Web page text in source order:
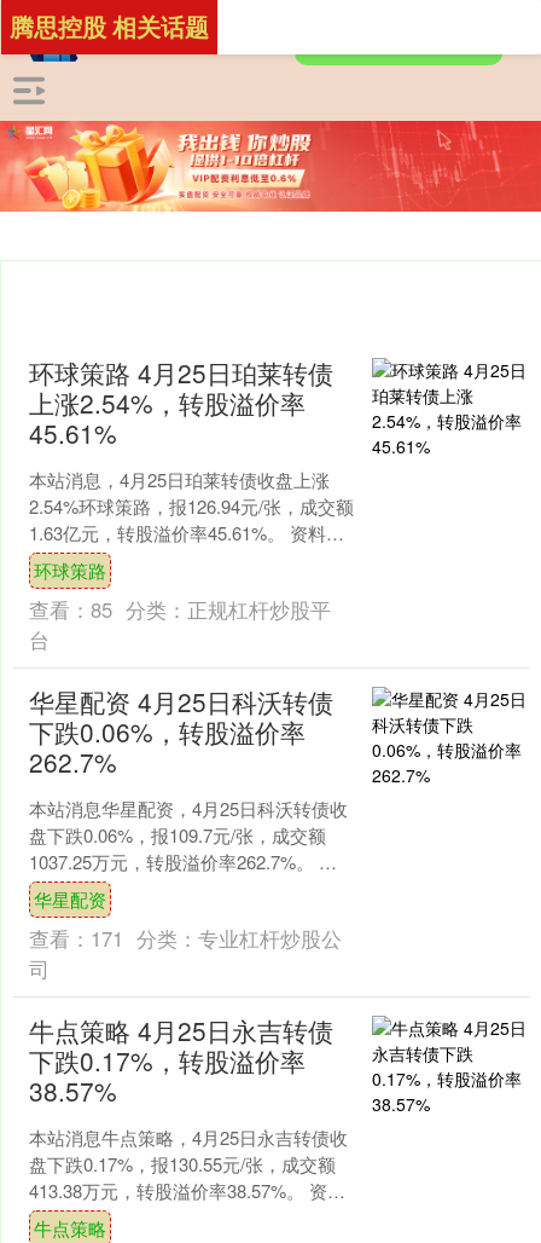
腾思控股 相关话题
环球策路 4月25日珀莱转债
上涨2.54%，转股溢价率
45.61%
本站消息，4月25日珀莱转债收盘上涨
2.54%环球策路，报126.94元/张，成交额
1.63亿元，转股溢价率45.61%。 资料显
示，珀莱转债信用级别为“AA”....
环球策路
查看： 85 分类： 正规杠杆炒股平
台
华星配资 4月25日科沃转债
下跌0.06%，转股溢价率
262.7%
本站消息华星配资，4月25日科沃转债收
盘下跌0.06%，报109.7元/张，成交额
1037.25万元，转股溢价率262.7%。 资
料显示，科沃转债信用级别为“A....
华星配资
查看： 171 分类： 专业杠杆炒股公
司
牛点策略 4月25日永吉转债
下跌0.17%，转股溢价率
38.57%
本站消息牛点策略，4月25日永吉转债收
盘下跌0.17%，报130.55元/张，成交额
413.38万元，转股溢价率38.57%。 资料
显示，永吉转债信用级别为“A....
牛点策略